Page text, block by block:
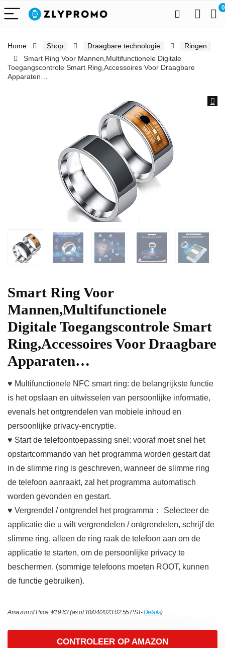
0
Home Shop Draagbare technologie
Ringen
Smart Ring Voor Mannen,Multifunctionele Digitale
Toegangscontrole Smart Ring,Accessoires Voor Draagbare
Apparaten…
Smart Ring Voor
Mannen,Multifunctionele
Digitale Toegangscontrole Smart
Ring,Accessoires Voor Draagbare
Apparaten…
♥ Multifunctionele NFC smart ring: de belangrijkste functie
is het opslaan en uitwisselen van persoonlijke informatie,
evenals het ontgrendelen van mobiele inhoud en
persoonlijke privacy-encryptie.
♥ Start de telefoontoepassing snel: vooraf moet snel het
opstartcommando van het programma worden gestart dat
in de slimme ring is geschreven, wanneer de slimme ring
de telefoon aanraakt, zal het programma automatisch
worden gevonden en gestart.
♥ Vergrendel / ontgrendel het programma： Selecteer de
applicatie die u wilt vergrendelen / ontgrendelen, schrijf de
slimme ring, alleen de ring raak de telefoon aan om de
applicatie te starten, om de persoonlijke privacy te
beschermen. (sommige telefoons moeten ROOT, kunnen
de functie gebruiken).
Amazon.nl Price:€19.63(as of 10/04/2023 02:55 PST-Details)
CONTROLEER OP AMAZON